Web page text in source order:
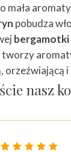
mała
pobudza
bergamotki
tworzy
i
nasz